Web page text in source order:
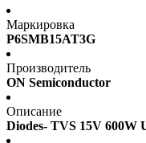
Маркировка
P6SMB15AT3G
Производитель
ON Semiconductor
Описание
Diodes- TVS 15V 600W